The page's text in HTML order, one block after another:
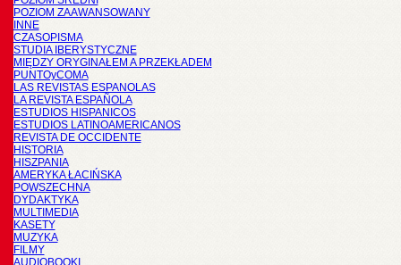
POZIOM ZAAWANSOWANY
INNE
CZASOPISMA
STUDIA IBERYSTYCZNE
MIĘDZY ORYGINAŁEM A PRZEKŁADEM
PUNTOyCOMA
LAS REVISTAS ESPANOLAS
LA REVISTA ESPAÑOLA
ESTUDIOS HISPANICOS
ESTUDIOS LATINOAMERICANOS
REVISTA DE OCCIDENTE
HISTORIA
HISZPANIA
AMERYKA ŁACIŃSKA
POWSZECHNA
DYDAKTYKA
MULTIMEDIA
KASETY
MUZYKA
FILMY
AUDIOBOOKI